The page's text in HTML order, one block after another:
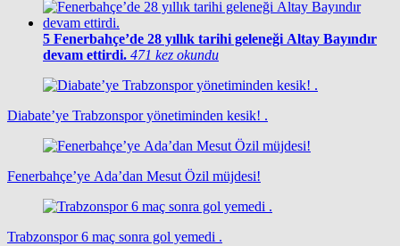
5 Fenerbahçe’de 28 yıllık tarihi geleneği Altay Bayındır
devam ettirdi. 471 kez okundu
Diabate’ye Trabzonspor yönetiminden kesik! .
Fenerbahçe’ye Ada’dan Mesut Özil müjdesi!
Trabzonspor 6 maç sonra gol yemedi .